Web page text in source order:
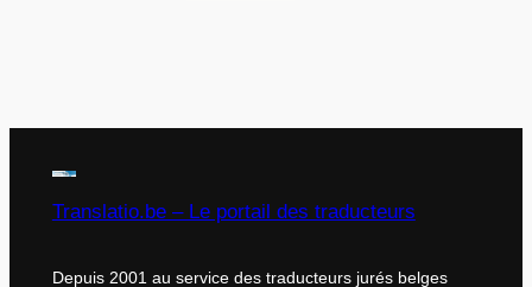
Translatio.be – Le portail des traducteurs
Depuis 2001 au service des traducteurs jurés belges